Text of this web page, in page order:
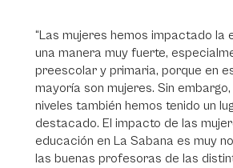
“Las mujeres hemos impactado la
una manera muy fuerte,
preescolar y primaria, porque en
mayoría son mujeres. Sin
niveles también hemos tenido un
destacado. El impacto de las
educación en La Sabana es muy
las buenas profesoras de las